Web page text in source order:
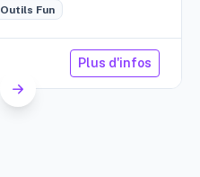
Outils Fun
Plus d'infos